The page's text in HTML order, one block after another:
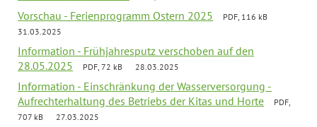
Vorschau - Ferienprogramm Ostern 2025
PDF, 116 kB
31.03.2025
Information - Frühjahresputz verschoben auf den
28.05.2025
PDF, 72 kB 28.03.2025
Information - Einschränkung der Wasserversorgung -
Aufrechterhaltung des Betriebs der Kitas und Horte
PDF,
707 kB
27.03.2025